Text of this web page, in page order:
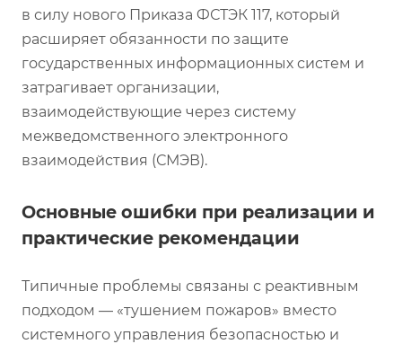
в силу нового Приказа ФСТЭК 117, который
расширяет обязанности по защите
государственных информационных систем и
затрагивает организации,
взаимодействующие через систему
межведомственного электронного
взаимодействия (СМЭВ).
Основные ошибки при реализации и
практические рекомендации
Типичные проблемы связаны с реактивным
подходом — «тушением пожаров» вместо
системного управления безопасностью и